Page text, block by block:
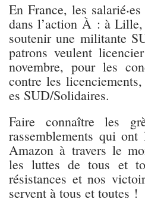
En France, les
dans l’action À : à
soutenir une militante
patrons veulent
novembre, pour les
contre les
es SUD/Solidaires.
Faire connaître les
rassemblements qui
Amazon à travers le
les luttes de tous et
résistances et nos
servent à tous et toutes !